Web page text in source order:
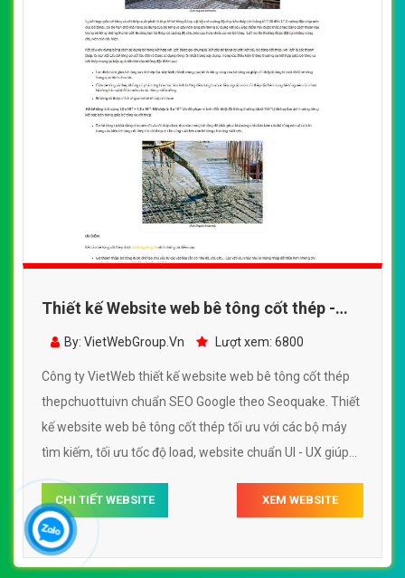
Thiết kế Website web bê tông cốt thép -
thepchuottuivn
By: VietWebGroup.Vn Lượt xem: 6800
Công ty VietWeb thiết kế website web bê tông cốt thép
thepchuottuivn chuẩn SEO Google theo Seoquake. Thiết
kế website web bê tông cốt thép tối ưu với các bộ máy
tìm kiếm, tối ưu tốc độ load, website chuẩn UI - UX giúp
tăng trải nghiệm người dùng lướt website web bê tông
cốt thép thepchuottuivn
CHI TIẾT WEBSITE XEM WEBSITE